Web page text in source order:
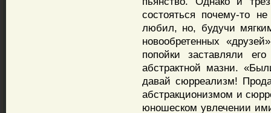
состояться почему-то
любил, но, будучи
новообретенных
попойки заставляли
абстрактной мазни.
давай сюрреализм!
абстракционизмом и
юношеском увлечении